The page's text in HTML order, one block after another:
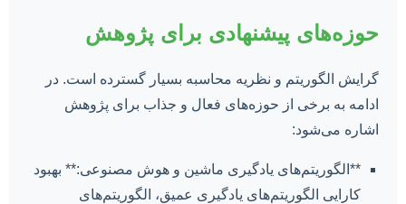
حوزه‌های پیشنهادی برای پژوهش
گرایش الگوریتم و نظریه محاسبه بسیار گسترده است. در
ادامه به برخی از حوزه‌های فعال و جذاب برای پژوهش
اشاره می‌شود:
**الگوریتم‌های یادگیری ماشین و هوش مصنوعی:** بهبود
کارایی الگوریتم‌های یادگیری عمیق، الگوریتم‌های